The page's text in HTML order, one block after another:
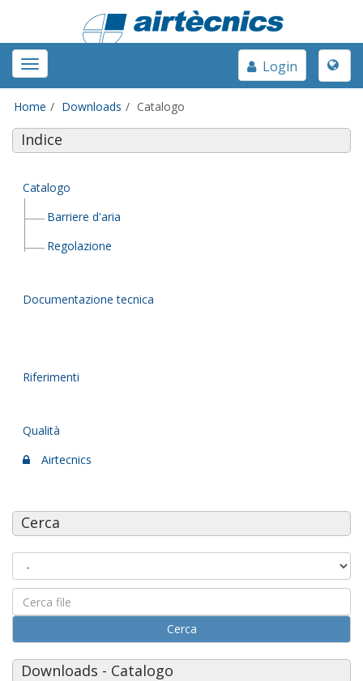
Toggle
navigation
Toggle
Login
Home Downloads Catalogo
Indice
Catalogo
Barriere d'aria
Regolazione
Documentazione tecnica
Riferimenti
Qualità
Airtecnics
Cerca
Cerca
Downloads - Catalogo